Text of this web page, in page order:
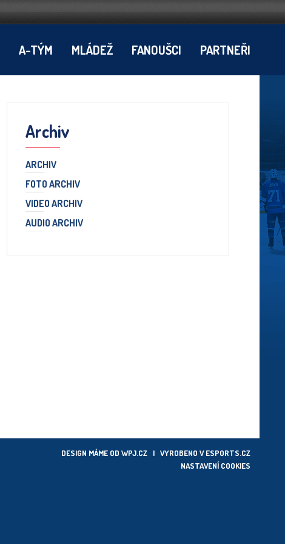
A-TÝM MLÁDEŽ FANOUŠCI PARTNEŘI
Archiv
ARCHIV
FOTO ARCHIV
VIDEO ARCHIV
AUDIO ARCHIV
DESIGN MÁME OD WPJ.CZ | VYROBENO VESPORTS.CZ
NASTAVENÍ COOKIES